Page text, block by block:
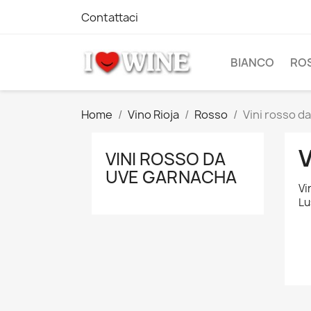
Contattaci
BIANCO
Home Vino Rioja Rosso Vini rosso
VINI ROSSO DA
UVE GARNACHA